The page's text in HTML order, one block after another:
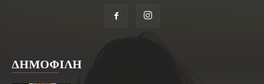
ΔΗΜΟΦΙΛΗ